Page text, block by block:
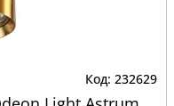
232629